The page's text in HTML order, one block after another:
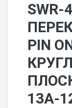
SWR-
PIN
13A-